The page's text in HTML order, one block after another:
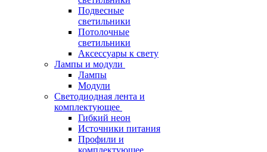
Подвесные
светильники
Потолочные
светильники
Аксессуары к свету
Лампы и модули
Лампы
Модули
Светодиодная лента и
комплектующее
Гибкий неон
Источники питания
Профили и
комплектующее